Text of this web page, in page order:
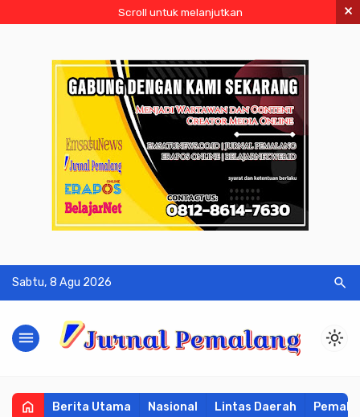
Scroll untuk melanjutkan ×
Sabtu, 8 Agu 2026 search
menu light_mode
home Berita Utama Nasional Lintas Daerah